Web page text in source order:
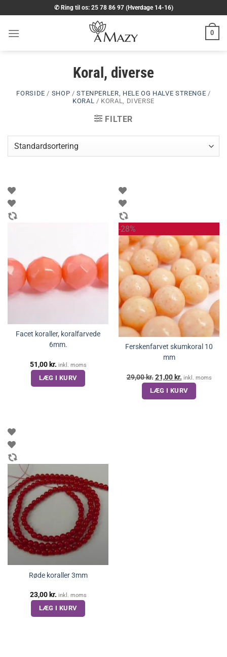
til
indhold
✆ Ring til os: 25 78 86 97 (Hverdage 14-16)
0
Koral, diverse
FORSIDE / SHOP / STENPERLER, HELE OG HALVE STRENGE /
KORAL / KORAL, DIVERSE
FILTER
Facet koraller, koralfarvede
6mm.
51,00 kr. inkl. moms
LÆG I KURV
-28%
Ferskenfarvet skumkoral 10
mm
29,00kr. Den
oprindelige
pris
21,00 kr. Den
aktuelle
pris
inkl. moms
LÆG I KURV
Røde koraller 3mm
23,00 kr. inkl. moms
LÆG I KURV